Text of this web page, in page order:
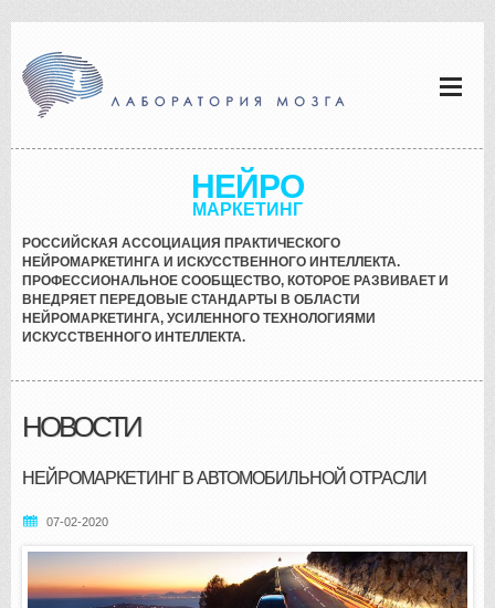
НЕЙРО
МАРКЕТИНГ
РОССИЙСКАЯ АССОЦИАЦИЯ ПРАКТИЧЕСКОГО
НЕЙРОМАРКЕТИНГА И ИСКУССТВЕННОГО ИНТЕЛЛЕКТА.
ПРОФЕССИОНАЛЬНОЕ СООБЩЕСТВО, КОТОРОЕ РАЗВИВАЕТ И
ВНЕДРЯЕТ ПЕРЕДОВЫЕ СТАНДАРТЫ В ОБЛАСТИ
НЕЙРОМАРКЕТИНГА, УСИЛЕННОГО ТЕХНОЛОГИЯМИ
ИСКУССТВЕННОГО ИНТЕЛЛЕКТА.
НОВОСТИ
НЕЙРОМАРКЕТИНГ В АВТОМОБИЛЬНОЙ ОТРАСЛИ
07-02-2020